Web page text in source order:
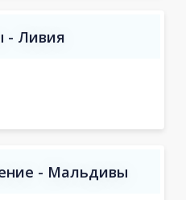
- Ливия
- Мальдивы